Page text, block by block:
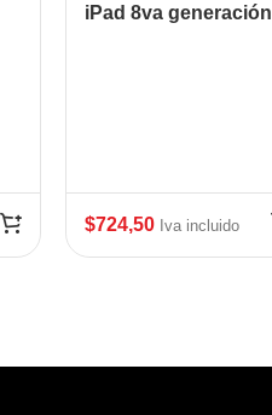
iPad 8va generación
$724,50 Iva incluido